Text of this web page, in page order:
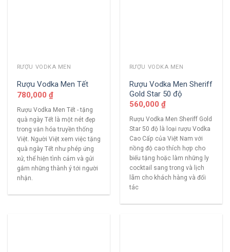
RƯỢU VODKA MEN
Rượu Vodka Men Tết
780,000 ₫
Rượu Vodka Men Tết - tặng
quà ngày Tết là một nét đẹp
trong văn hóa truyền thống
Việt. Người Việt xem việc tặng
quà ngày Tết như phép ứng
xử, thể hiện tình cảm và gửi
gắm những thành ý tới người
nhận.
RƯỢU VODKA MEN
Rượu Vodka Men Sheriff
Gold Star 50 độ
560,000 ₫
Rượu Vodka Men Sheriff Gold
Star 50 độ là loại rượu Vodka
Cao Cấp của Việt Nam với
nồng độ cao thích hợp cho
biếu tặng hoặc làm những ly
cocktail sang trong và lịch
lãm cho khách hàng và đối
tác